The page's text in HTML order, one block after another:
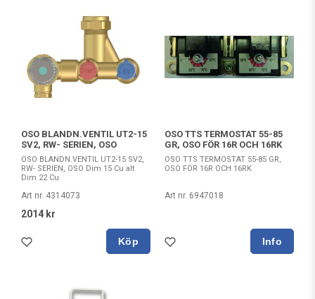
OSO BLANDN.VENTIL UT2-15
SV2, RW- SERIEN, OSO
OSO BLANDN.VENTIL UT2-15 SV2,
RW- SERIEN, OSO Dim 15 Cu alt
Dim 22 Cu
Art nr. 4314073
2014 kr
Köp
OSO TTS TERMOSTAT 55-85
GR, OSO FÖR 16R OCH 16RK
OSO TTS TERMOSTAT 55-85 GR,
OSO FÖR 16R OCH 16RK
Art nr. 6947018